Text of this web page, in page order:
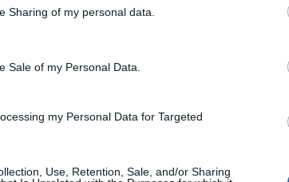
Sharing of my personal data.
Sale of my Personal Data.
my Personal Data for Targeted
Use, Retention, Sale, and/or Sharing